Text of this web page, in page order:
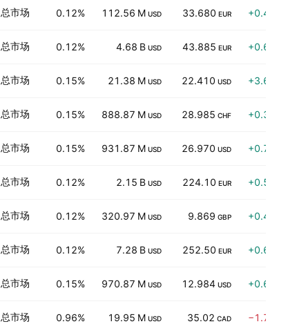
总市场 0.12% 112.56 M USD 33.680 EUR +0.49%
总市场 0.12% 4.68 B USD 43.885 EUR +0.64%
总市场 0.15% 21.38 M USD 22.410 USD +3.68%
总市场 0.15% 888.87 M USD 28.985 CHF +0.38%
总市场 0.15% 931.87 M USD 26.970 USD +0.73%
总市场 0.12% 2.15 B USD 224.10 EUR +0.58%
总市场 0.12% 320.97 M USD 9.869 GBP +0.48%
总市场 0.12% 7.28 B USD 252.50 EUR +0.60%
总市场 0.15% 970.87 M USD 12.984 USD +0.68%
总市场 0.96% 19.95 M USD 35.02 CAD −1.74%